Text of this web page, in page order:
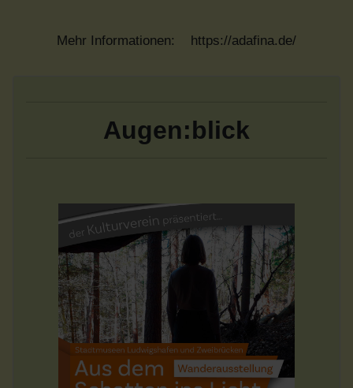
Mehr Informationen: https://adafina.de/
Augen:blick